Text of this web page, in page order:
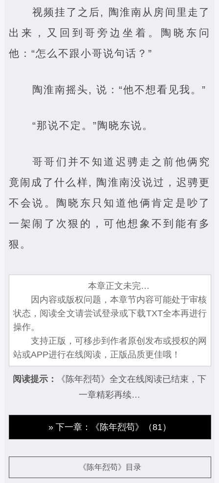
视频挂了之后, 陶淮南从房间里走了
出来，又回到哥旁边坐着。陶晓东问
他：“怎么不跟小哥说句话？”
陶淮南摇头, 说：“他不想看见我。”
“那说不定。”陶晓东说。
哥哥们并不知道迟骋走之前他俩究
竟闹成了什么样, 陶淮南没说过，迟骋更
不会说。陶晓东只知道他俩肯定是吵了
一架闹了次狠的，可他想象不到能有多
狠。
本章正文未完…
因内容或版权问题，本章节内容可能处于审核
状态，阅读全文请尝试登录或下载TXT全本再进行
操作。
支持正版，可移步到作者原创发布或授权的网
站或APP进行在线阅读，正版品质更佳哦！
阅读提示：
《陈年烈苟》全文在线阅读已结束，下
一章精彩再续…
» 下一章：《陈年烈苟》（81）
《陈年烈苟》目录